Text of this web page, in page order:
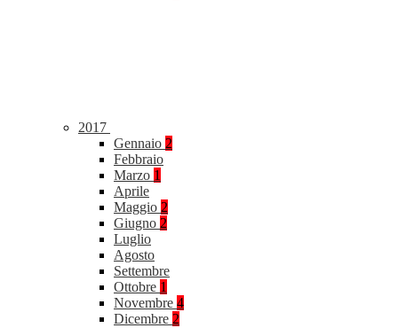
2017
Gennaio 2
Febbraio
Marzo 1
Aprile
Maggio 2
Giugno 2
Luglio
Agosto
Settembre
Ottobre 1
Novembre 4
Dicembre 2